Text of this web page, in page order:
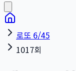
로또 6/45
1017회